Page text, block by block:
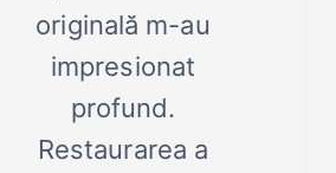
originală m-au
impresionat
profund.
Restaurarea a